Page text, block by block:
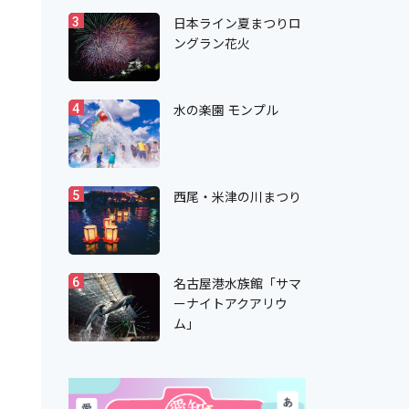
3
日本ライン夏まつりロ
ングラン花火
4 水の楽園 モンプル
5 西尾・米津の川まつり
6
名古屋港水族館「サマ
ーナイトアクアリウ
ム」